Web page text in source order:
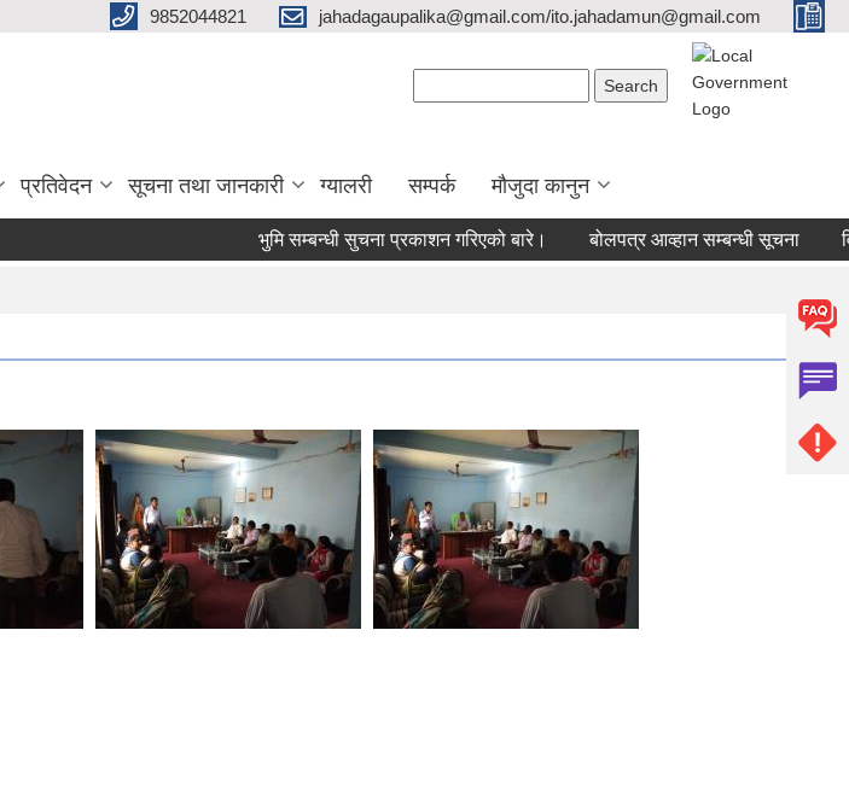
9852044821 jahadagaupalika@gmail.com/ito.jahadamun@gmail.com
प्रतिवेदन सूचना तथा जानकारी ग्यालरी सम्पर्क मौजुदा कानुन
भुमि सम्बन्धी सुचना प्रकाशन गरिएको बारे। बोलपत्र आव्हान सम्बन्धी सूचना